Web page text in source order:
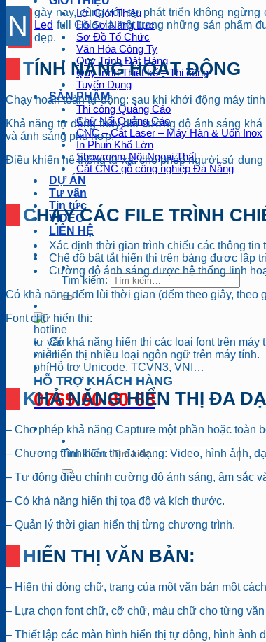
Lời Giới Thiệu
Hồ Sơ Năng Lực
Sơ Đồ Tổ Chức
Văn Hóa Công Ty
Quy Trình Đặt Hàng
Quy trình Thiết kế – Thi công
Tuyển Dụng
SẢN PHẨM
Thi công Quảng Cáo
Chữ Nổi Quảng Cáo
CNC – Cắt Laser – Máy Hàn & Uốn Inox
In Phun Khổ Lớn
Showroom Nội Ngoại Thất
Cắt CNC gỗ công nghiệp Đà Nẵng
DỰ ÁN
Tư vấn
Tin tức
VIDEO
LIÊN HỆ
Tìm kiếm:
HỖ TRỢ KHÁCH HÀNG
0769.60 80 68
Tìm kiếm:
N gày nay, cùng với sự phát triển không
Led full Color là một trong những sản phẩm
đẹp.
TÍNH NĂNG HOẠT ĐỘNG
Chạy hoàn toàn tự động: sau khi khởi động máy
Khả năng tự động thay đổi cường độ ánh sáng
và ánh sáng phù hợp.
Điều khiển hệ thống từ xa: cho phép người sử
CHẠY CÁC FILE TRÌNH
Xác định thời gian trình chiếu các thông
Chế độ bật tắt hiển thị trên bảng được lập
Cường độ ánh sáng được hệ thống linh
Có khả năng đếm lùi thời gian (đếm theo giây, theo
Font chữ hiển thị:
Có khả năng hiển thị các loại font trên máy
Hiển thị nhiều loại ngôn ngữ trên máy tính.
Hỗ trợ Unicode, TCVN3, VNI…
KHẢ NĂNG HIỂN THỊ ĐA
– Cho phép khả năng Capture một phần hoặc toàn
– Chương trình hiển thị đa dạng: Video, hình ảnh,
– Tự động điều chỉnh cường độ ánh sáng, âm sắc
– Có khả năng hiển thị tọa độ và kích thước.
– Quản lý thời gian hiển thị từng chương trình.
HIỂN THỊ VĂN BẢN:
– Hiển thị dòng chữ, trang của một văn bản một
– Lựa chọn font chữ, cỡ chữ, màu chữ cho từng văn
– Thiết lập các màn hình hiển thị tự động, hình